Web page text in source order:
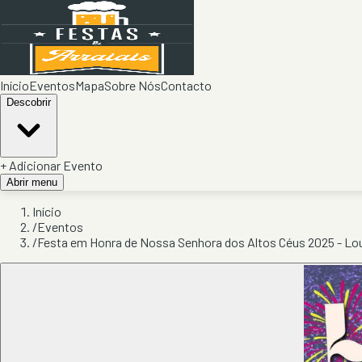
InícioEventosMapaSobre NósContacto
Descobrir
+ Adicionar Evento
Abrir menu
Início
/Eventos
/Festa em Honra de Nossa Senhora dos Altos Céus 2025 -